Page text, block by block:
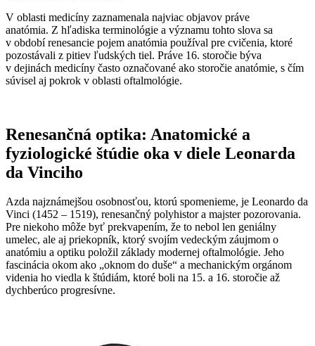
V oblasti medicíny zaznamenala najviac objavov práve
anatómia. Z hľadiska terminológie a významu tohto slova sa
v období renesancie pojem anatómia používal pre cvičenia, ktoré
pozostávali z pitiev ľudských tiel. Práve 16. storočie býva
v dejinách medicíny často označované ako storočie anatómie, s čím
súvisel aj pokrok v oblasti oftalmológie.
Renesančná optika: Anatomické a
fyziologické štúdie oka v diele Leonarda
da Vinciho
Azda najznámejšou osobnosťou, ktorú spomenieme, je Leonardo da
Vinci (1452 – 1519), renesančný polyhistor a majster pozorovania.
Pre niekoho môže byť prekvapením, že to nebol len geniálny
umelec, ale aj priekopník, ktorý svojím vedeckým záujmom o
anatómiu a optiku položil základy modernej oftalmológie. Jeho
fascinácia okom ako „oknom do duše“ a mechanickým orgánom
videnia ho viedla k štúdiám, ktoré boli na 15. a 16. storočie až
dychberúco progresívne.